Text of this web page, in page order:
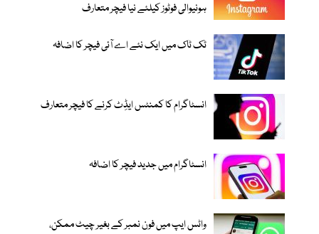
ہونیوالی فوٹوز کیلئے نیا فیچر متعارف
ٹک ٹاک میں ایک نئے اے آئی فیچر کا اضافہ
انسٹاگرام کا کمنٹس ایڈِٹ کرنے کا فیچر متعارف
انسٹاگرام میں جدید فیچر کا اضافہ
واٹس ایپ میں فون نمبر کے بغیر چیٹ ممکن،